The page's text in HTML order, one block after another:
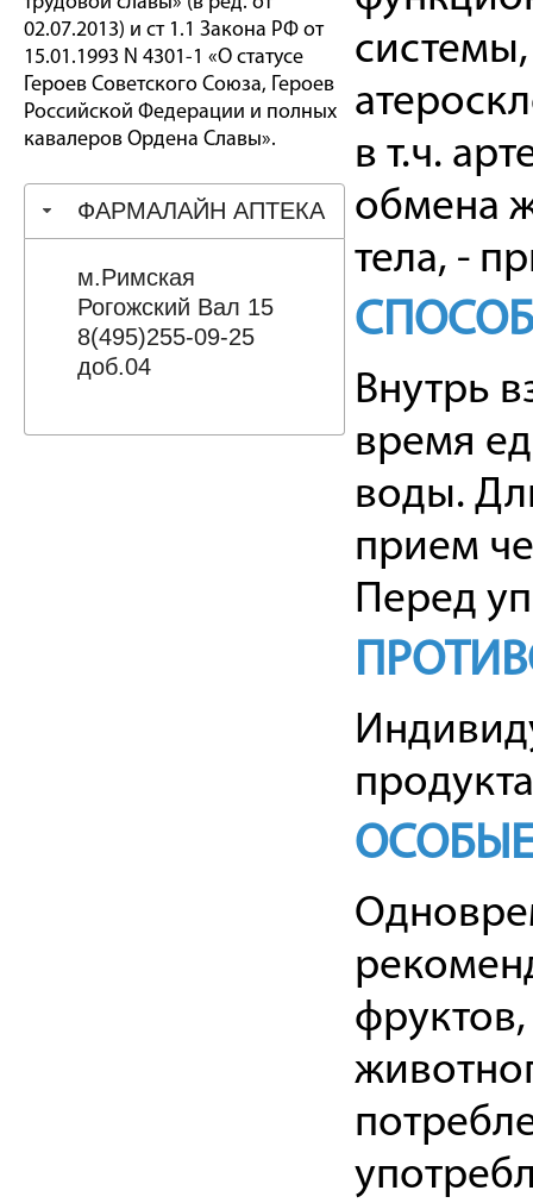
02.07.2013) и ст 1.1 Закона РФ от
15.01.1993 N 4301-1 «О статусе
Героев Советского Союза, Героев
Российской Федерации и полных
кавалеров Ордена Славы».
ФАРМАЛАЙН АПТЕКА
м.Римская
Рогожский Вал 15
8(495)255-09-25
доб.04
в т.ч.
обмена
тела, -
Внутрь
время
воды.
прием
Перед